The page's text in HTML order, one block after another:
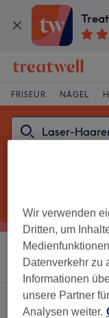
FRISEUR NÄGEL
Sortieren nach
Ein Salon, der anbietet:
laser-haarentfernung in
Wir verwenden
Dritten, um
Datenverkehr zu
Informationen
unsere Partner
Analysen weiter.